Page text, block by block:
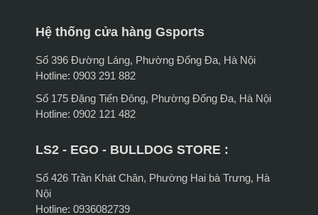
Hệ thống cửa hàng Gsports
Số 396 Đường Láng, Phường Đống Đa, Hà Nội
Hotline: 0903 291 882
Số 175 Đặng Tiến Đông, Phường Đống Đa, Hà Nội
Hotline: 0902 121 482
LS2 - EGO - BULLDOG STORE :
Số 426 Trần Khát Chân, Phường Hai bà Trưng, Hà
Nội
Hotline: 0936082739